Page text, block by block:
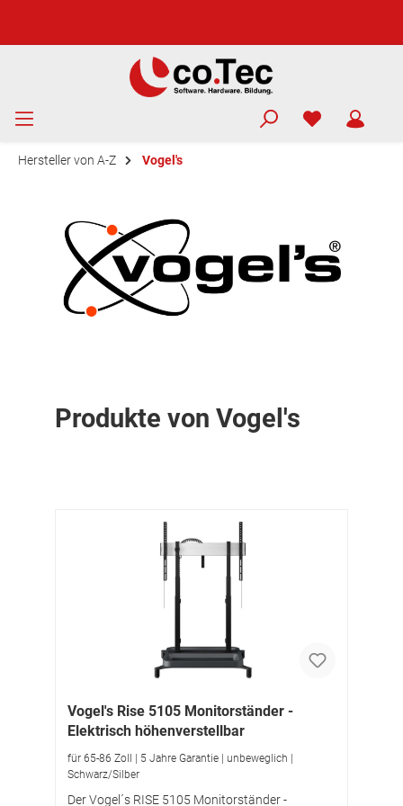
Hersteller von A-Z Vogel's
Produkte von Vogel's
Vogel's Rise 5105 Monitorständer -
Elektrisch höhenverstellbar
für 65-86 Zoll | 5 Jahre Garantie | unbeweglich |
Schwarz/Silber
Der Vogel´s RISE 5105 Monitorständer -